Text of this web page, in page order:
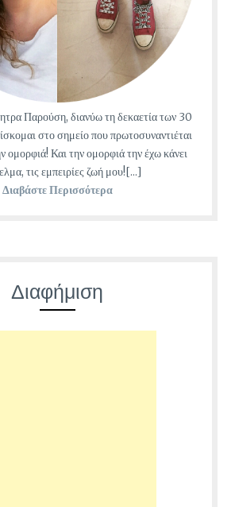
Παρούση, διανύω τη δεκαετία των 30
στο σημείο που πρωτοσυναντιέται
ομορφιά! Και την ομορφιά την έχω κάνει
τις εμπειρίες ζωή μου![...]
Διαβάστε Περισσότερα
Διαφήμιση